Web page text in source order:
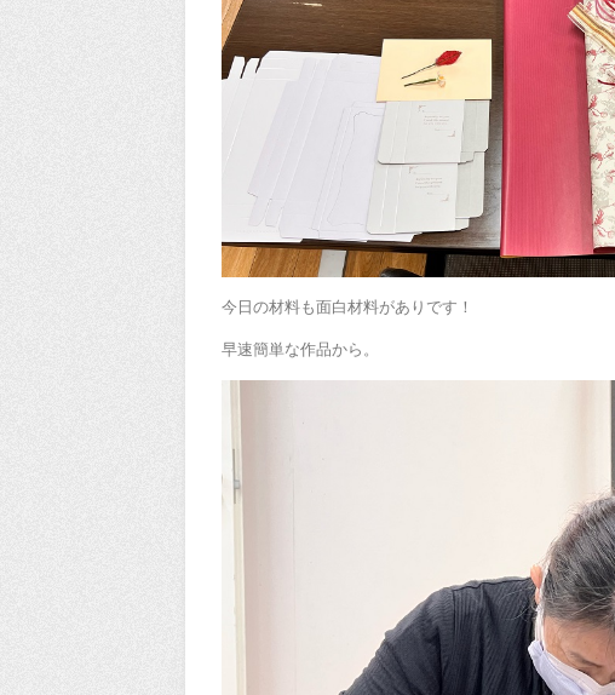
今日の材料も面白材料がありです！
早速簡単な作品から。